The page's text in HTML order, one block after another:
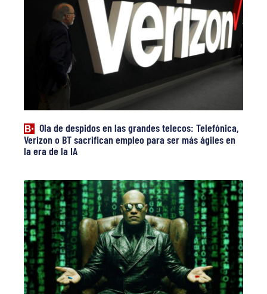
Ola de despidos en las grandes telecos: Telefónica,
Verizon o BT sacrifican empleo para ser más ágiles en
la era de la IA